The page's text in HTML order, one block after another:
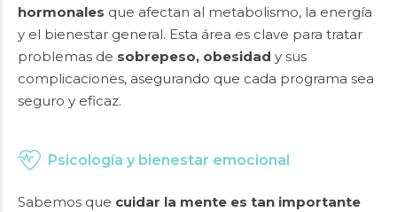
hormonales que afectan al metabolismo, la energía
y el bienestar general. Esta área es clave para tratar
problemas de sobrepeso, obesidad y sus
complicaciones, asegurando que cada programa sea
seguro y eficaz.
Psicología y bienestar emocional
Sabemos que cuidar la mente es tan importante